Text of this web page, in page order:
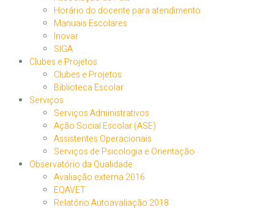
Horário do docente para atendimento
Manuais Escolares
Inovar
SIGA
Clubes e Projetos
Clubes e Projetos
Biblioteca Escolar
Serviços
Serviços Administrativos
Ação Social Escolar (ASE)
Assistentes Operacionais
Serviços de Psicologia e Orientação
Observatório da Qualidade
Avaliação externa 2016
EQAVET
Relatório Autoavaliação 2018